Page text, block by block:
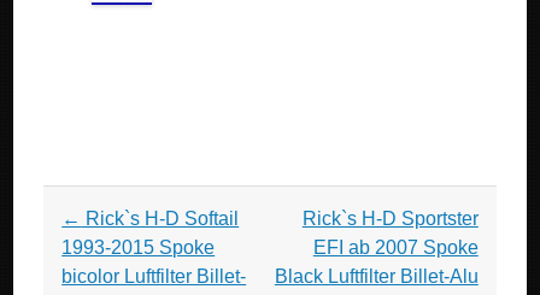
Post navigation
← Rick`s H-D Softail
1993-2015 Spoke
bicolor Luftfilter Billet-
Rick`s H-D Sportster
EFI ab 2007 Spoke
Black Luftfilter Billet-Alu